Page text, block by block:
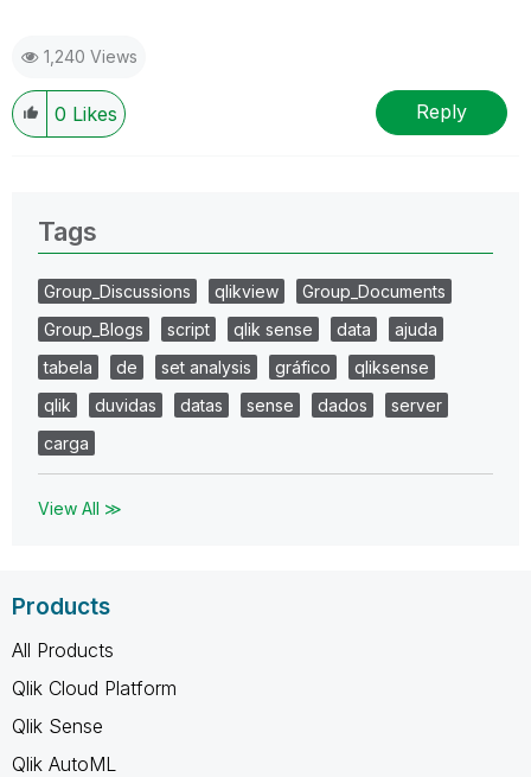
1,240 Views
0 Likes Reply
Tags
Group_Discussions qlikview
Group_Documents
Group_Blogs
script qlik sense data
ajuda
tabela
de set analysis gráfico
qliksense
qlik
duvidas datas sense dados
server
carga
View All ≫
Products
All Products
Qlik Cloud Platform
Qlik Sense
Qlik AutoML